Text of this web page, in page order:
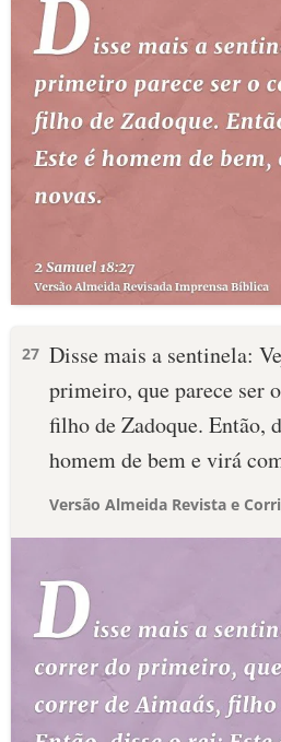
27 Disse mais a sentinela:
primeiro, que parece ser
filho de Zadoque. Então,
homem de bem e virá
Versão Almeida Revista e